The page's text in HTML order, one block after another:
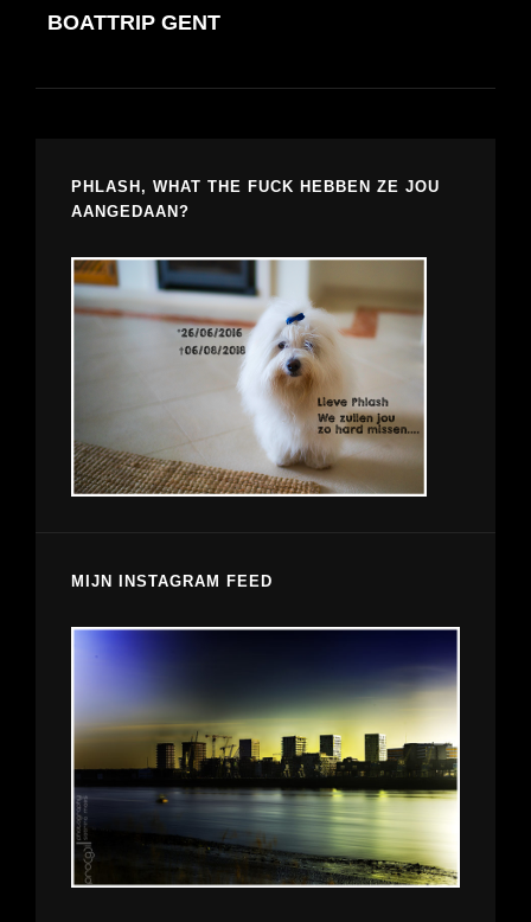
navigatie
POST
BOATTRIP GENT
PHLASH, WHAT THE FUCK HEBBEN ZE JOU
AANGEDAAN?
MIJN INSTAGRAM FEED